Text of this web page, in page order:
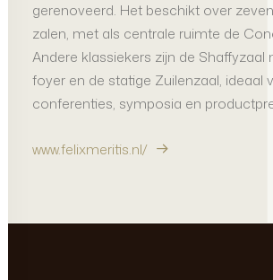
gerenoveerd. Het beschikt over
zalen, met als centrale ruimte de
Andere klassiekers zijn de Shaffyzaal
foyer en de statige Zuilenzaal, ideaal
conferenties, symposia en
www.felixmeritis.nl/